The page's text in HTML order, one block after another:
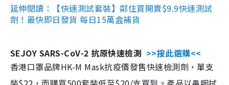
延伸閱讀：【快速測試套裝】鄰住買開賣$9.9快速測試
劑！最快即日發貨 每日15萬盒補貨
SEJOY SARS-CoV-2 抗原快速檢測 >>按此選購<<
香港口罩品牌HK-M Mask抗疫價發售快速檢測劑，單支